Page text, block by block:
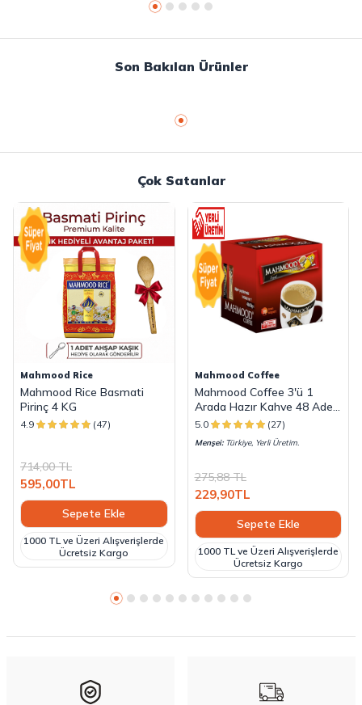
Son Bakılan Ürünler
Çok Satanlar
Mahmood Rice
Mahmood Rice Basmati
Pirinç 4 KG
4.9 (47)
714,00TL
595,00TL
Sepete Ekle
1000 TL ve Üzeri Alışverişlerde
Ücretsiz Kargo
Mahmood Coffee
Mahmood Coffee 3'ü 1
Arada Hazır Kahve 48 Adet
x 18 G
5.0 (27)
Menşei:Türkiye, Yerli Üretim.
275,88TL
229,90TL
Sepete Ekle
1000 TL ve Üzeri Alışverişlerde
Ücretsiz Kargo